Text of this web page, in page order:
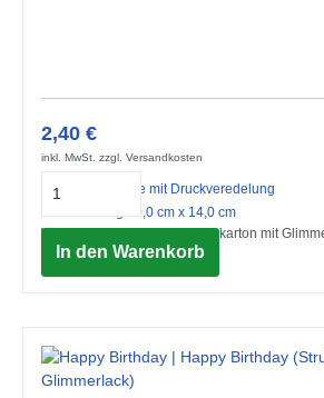
2,40 €
inkl. MwSt. zzgl. Versandkosten
Midi-Doppelkarte mit Druckveredelung
mit Umschlag 10,0 cm x 14,0 cm
Wir pfeifen aufs Alter (Strukturkarton mit
© Advocate Art / Pope Twins
In den Warenkorb